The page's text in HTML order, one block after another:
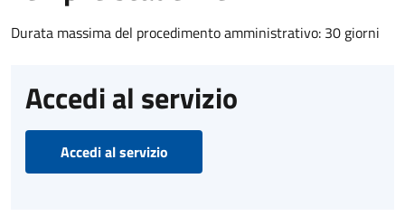
Durata massima del procedimento amministrativo: 30 giorni
Accedi al servizio
Accedi al servizio